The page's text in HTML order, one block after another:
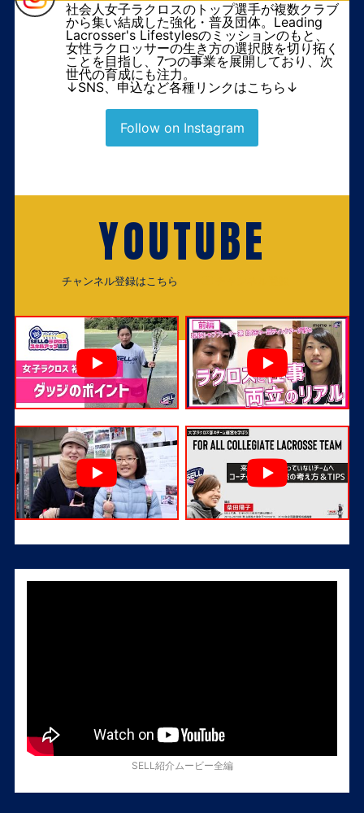
社会人女子ラクロスのトップ選手が複数クラブ
から集い結成した強化・普及団体。Leading
Lacrosser's Lifestylesのミッションのもと、
女性ラクロッサーの生き方の選択肢を切り拓く
ことを目指し、7つの事業を展開しており、次
世代の育成にも注力。
↓SNS、申込など各種リンクはこちら↓
Follow on Instagram
YOUTUBE
チャンネル登録はこちら
SELL紹介ムービー全編